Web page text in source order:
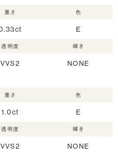
重さ 色
E
透明度
VVS2
輝き
NONE
重さ
1.0ct
色
E
透明度
VVS2
輝き
NONE